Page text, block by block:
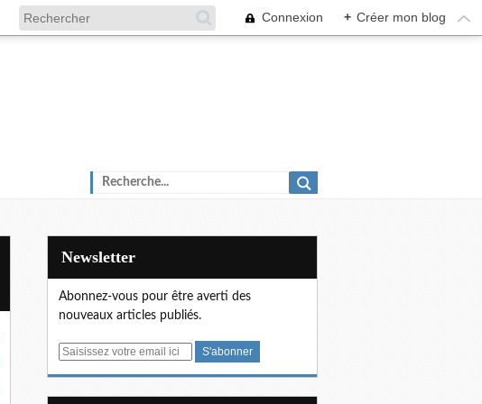
Connexion + Créer mon blog
Newsletter
Abonnez-vous pour être averti des
nouveaux articles publiés.
E